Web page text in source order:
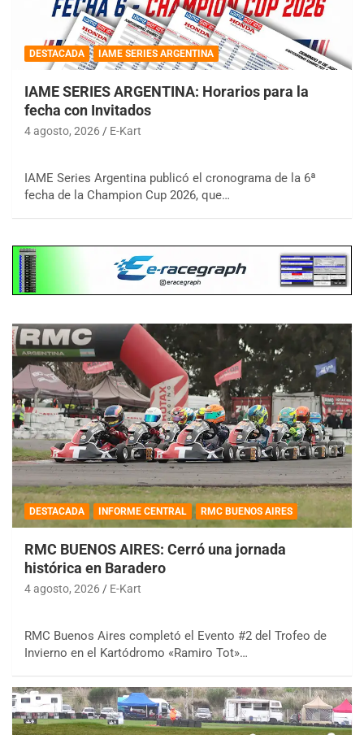
DESTACADA IAME SERIES ARGENTINA
IAME SERIES ARGENTINA: Horarios para la
fecha con Invitados
4 agosto, 2026 E-Kart
IAME Series Argentina publicó el cronograma de la 6ª
fecha de la Champion Cup 2026, que…
DESTACADA INFORME CENTRAL RMC BUENOS AIRES
RMC BUENOS AIRES: Cerró una jornada
histórica en Baradero
4 agosto, 2026 E-Kart
RMC Buenos Aires completó el Evento #2 del Trofeo de
Invierno en el Kartódromo «Ramiro Tot»…